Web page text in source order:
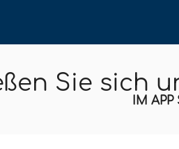
Sie sich
IM APP